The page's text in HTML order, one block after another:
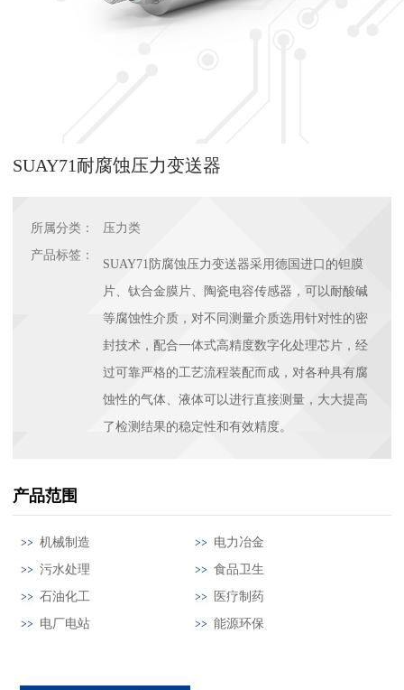
SUAY71耐腐蚀压力变送器
所属分类：
压力类
产品标签：
SUAY71防腐蚀压力变送器采用德国进口的钽膜
片、钛合金膜片、陶瓷电容传感器，可以耐酸碱
等腐蚀性介质，对不同测量介质选用针对性的密
封技术，配合一体式高精度数字化处理芯片，经
过可靠严格的工艺流程装配而成，对各种具有腐
蚀性的气体、液体可以进行直接测量，大大提高
了检测结果的稳定性和有效精度。
产品范围
机械制造
电力冶金
污水处理
食品卫生
石油化工
医疗制药
电厂电站
能源环保